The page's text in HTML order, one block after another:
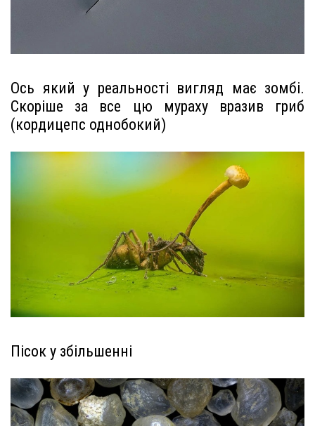
Ось який у реальності вигляд має зомбі.
Скоріше за все цю мураху вразив гриб
(кордицепс однобокий)
Пісок у збільшенні